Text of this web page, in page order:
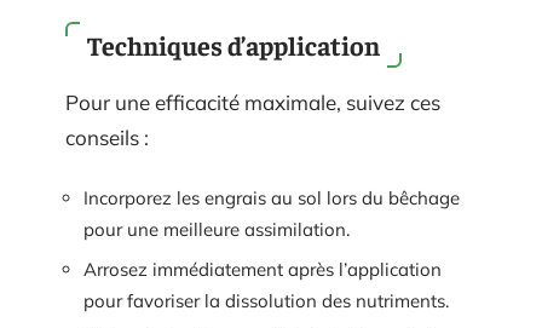
Techniques d’application
Pour une efficacité maximale, suivez ces
conseils :
Incorporez les engrais au sol lors du bêchage
pour une meilleure assimilation.
Arrosez immédiatement après l’application
pour favoriser la dissolution des nutriments.